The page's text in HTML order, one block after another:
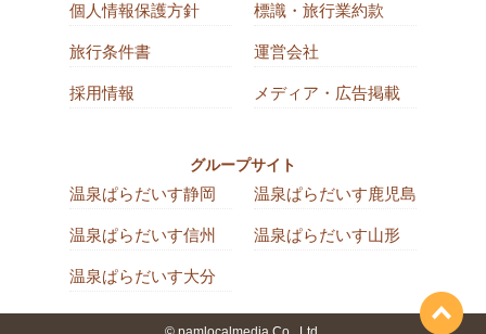
個人情報保護方針 標識・旅行業約款
旅行条件書 運営会社
採用情報 メディア・広告掲載
グループサイト
温泉ぱらだいす静岡 温泉ぱらだいす鹿児島
温泉ぱらだいす信州 温泉ぱらだいす山形
温泉ぱらだいす大分